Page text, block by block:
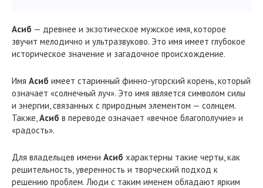
Асиб — древнее и экзотическое мужское имя, которое
звучит мелодично и ультразвуково. Это имя имеет глубокое
историческое значение и загадочное происхождение.
Имя Асиб имеет старинный финно-угорский корень, который
означает «солнечный луч». Это имя является символом силы
и энергии, связанных с природным элементом — солнцем.
Также,Асиб в переводе означает «вечное благополучие» и
«радость».
Для владельцев имени Асиб характерны такие черты, как
решительность, уверенность и творческий подход к
решению проблем. Люди с таким именем обладают ярким